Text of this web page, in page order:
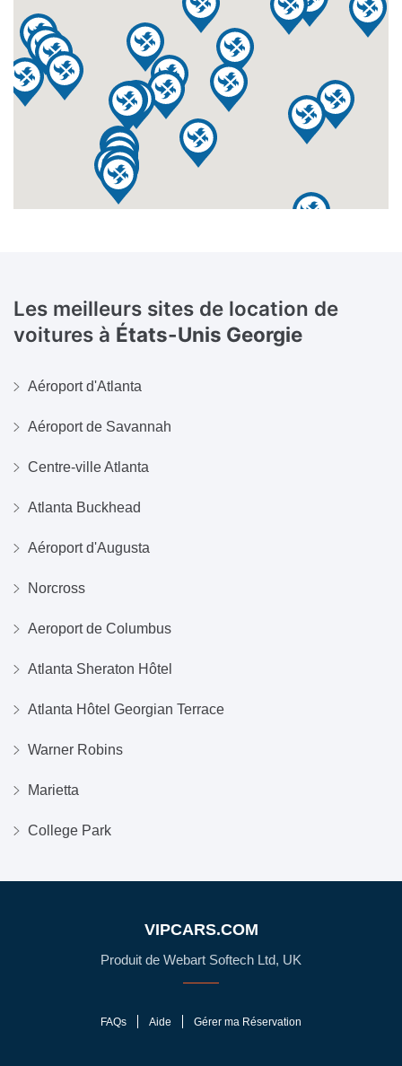
Les meilleurs sites de location de
voitures à États-Unis Georgie
Aéroport d'Atlanta
Aéroport de Savannah
Centre-ville Atlanta
Atlanta Buckhead
Aéroport d'Augusta
Norcross
Aeroport de Columbus
Atlanta Sheraton Hôtel
Atlanta Hôtel Georgian Terrace
Warner Robins
Marietta
College Park
VIPCARS.COM
Produit de Webart Softech Ltd, UK
FAQs Aide Gérer ma Réservation